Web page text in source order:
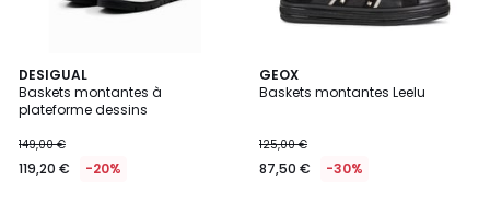
DESIGUAL
Baskets montantes à
plateforme dessins
149,00 €
119,20 € -20%
GEOX
Baskets montantes Leelu
125,00 €
87,50 € -30%
2
/